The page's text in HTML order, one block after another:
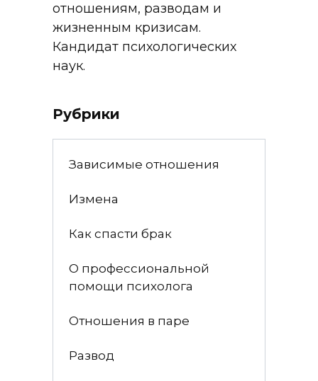
отношениям, разводам и
жизненным кризисам.
Кандидат психологических
наук.
Рубрики
Зависимые отношения
Измена
Как спасти брак
О профессиональной
помощи психолога
Отношения в паре
Развод